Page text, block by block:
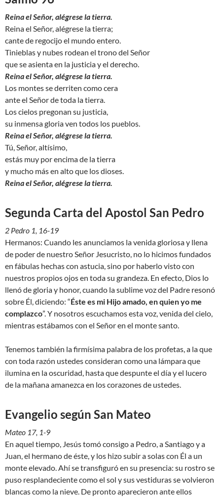
Reina el Señor, alégrese la tierra.
Reina el Señor, alégrese la tierra;
cante de regocijo el mundo entero.
Tinieblas y nubes rodean el trono del Señor
que se asienta en la justicia y el derecho.
Reina el Señor, alégrese la tierra.
Los montes se derriten como cera
ante el Señor de toda la tierra.
Los cielos pregonan su justicia,
su inmensa gloria ven todos los pueblos.
Reina el Señor, alégrese la tierra.
Tú, Señor, altísimo,
estás muy por encima de la tierra
y mucho más en alto que los dioses.
Reina el Señor, alégrese la tierra.
Segunda Carta del Apostol San Pedro
2 Pedro 1, 16-19
Hermanos: Cuando les anunciamos la venida gloriosa y llena
de poder de nuestro Señor Jesucristo, no lo hicimos fundados
en fábulas hechas con astucia, sino por haberlo visto con
nuestros propios ojos en toda su grandeza. En efecto, Dios lo
llenó de gloria y honor, cuando la sublime voz del Padre resonó
sobre Él, diciendo: “Éste es mi Hijo amado, en quien yo me
complazco”. Y nosotros escuchamos esta voz, venida del cielo,
mientras estábamos con el Señor en el monte santo.
Tenemos también la firmísima palabra de los profetas, a la que
con toda razón ustedes consideran como una lámpara que
ilumina en la oscuridad, hasta que despunte el día y el lucero
de la mañana amanezca en los corazones de ustedes.
Evangelio según San Mateo
Mateo 17, 1-9
En aquel tiempo, Jesús tomó consigo a Pedro, a Santiago y a
Juan, el hermano de éste, y los hizo subir a solas con Él a un
monte elevado. Ahí se transfiguró en su presencia: su rostro se
puso resplandeciente como el sol y sus vestiduras se volvieron
blancas como la nieve. De pronto aparecieron ante ellos